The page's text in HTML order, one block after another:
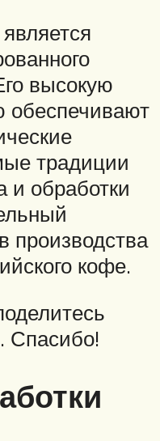
высокую
обеспечивают
традиции
обработки
производства
кофе.
Спасибо!